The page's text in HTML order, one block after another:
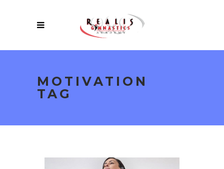
MOTIVATION
TAG